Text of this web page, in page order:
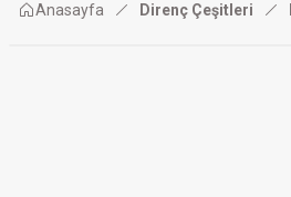
Anasayfa Direnç Çeşitleri